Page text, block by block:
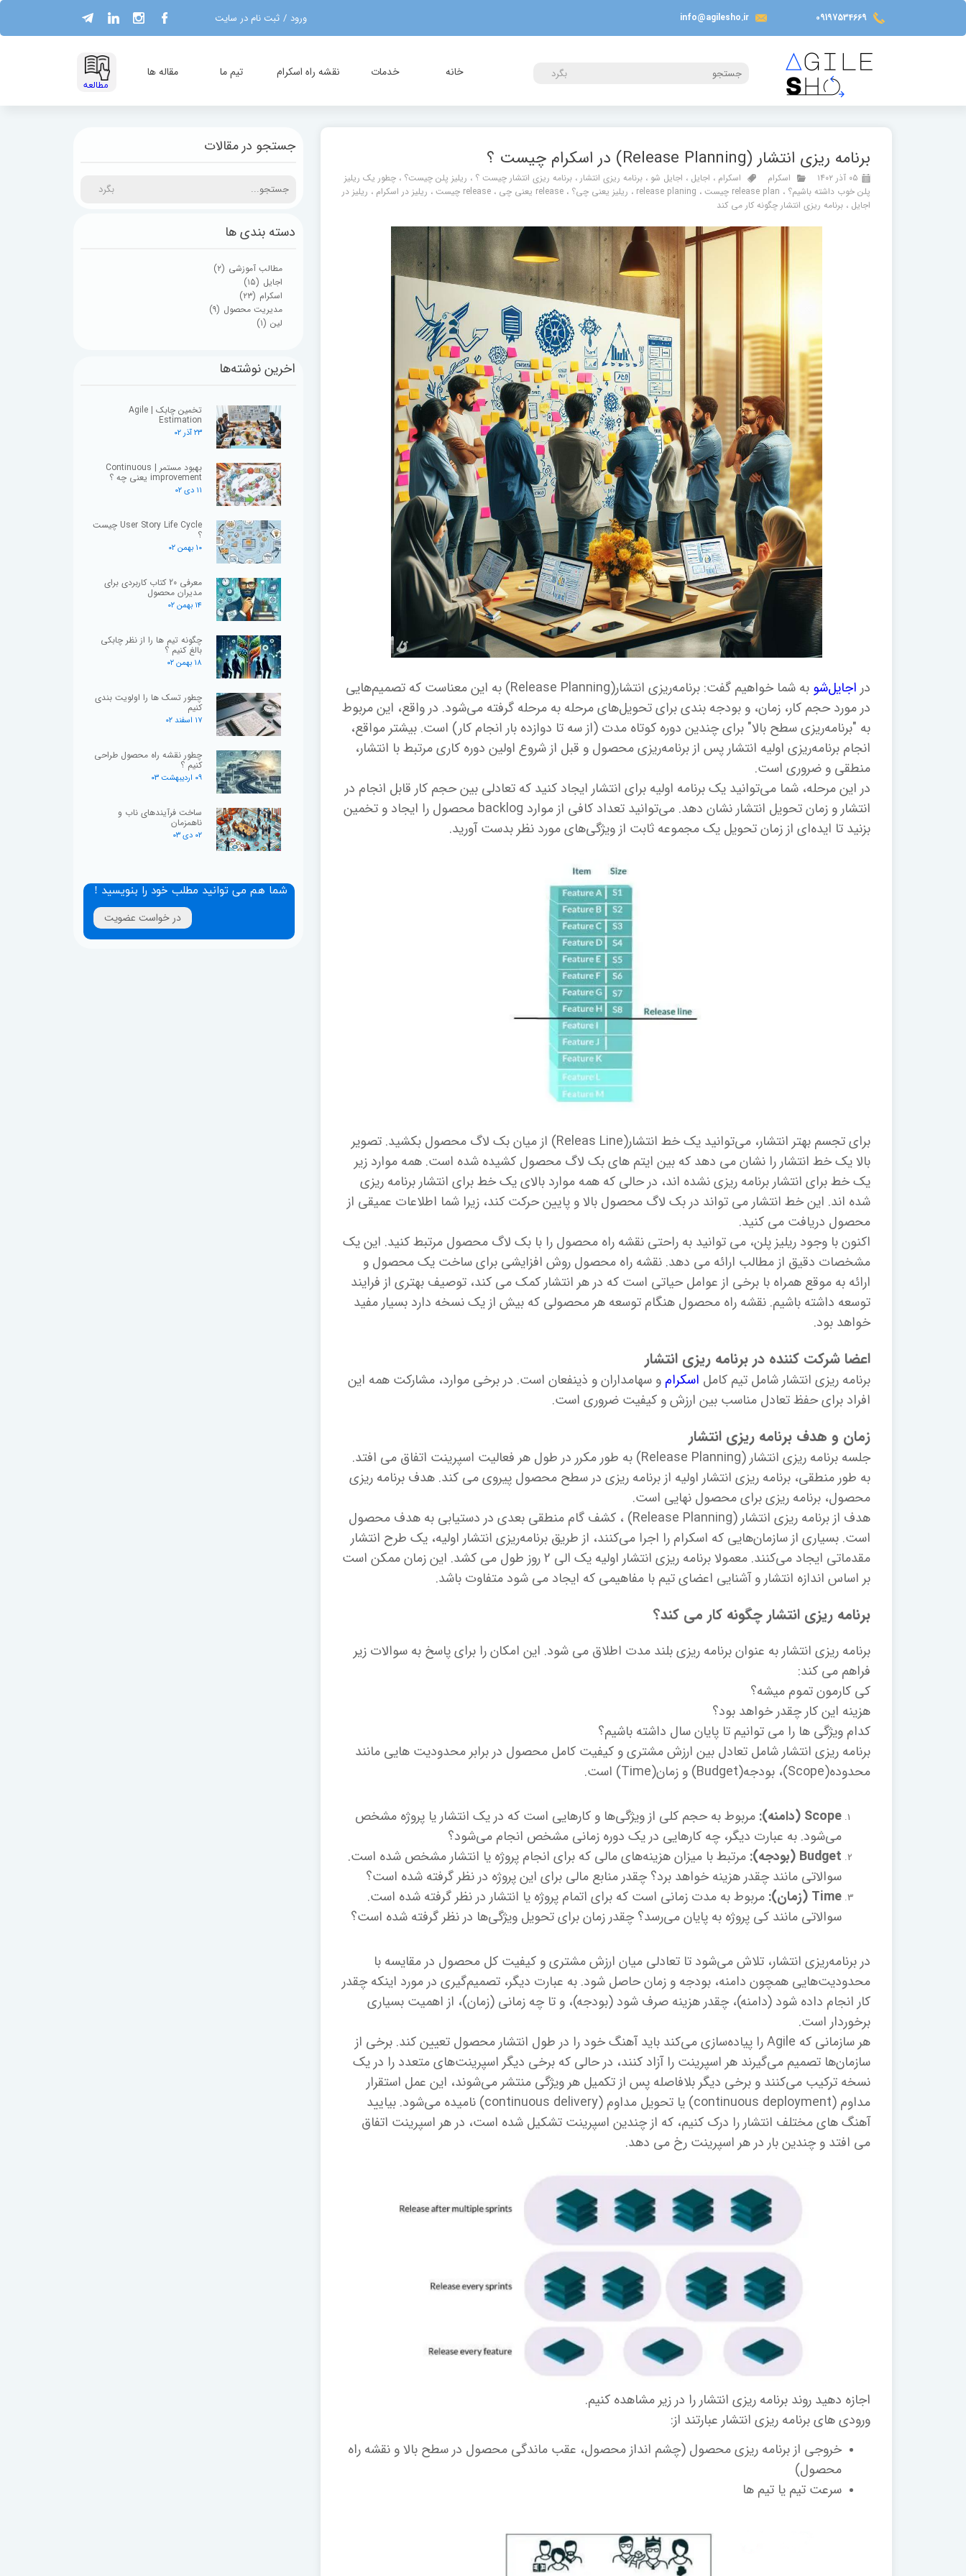
09197534669
info@agilesho.ir ورود / ثبت نام در سایت
تغییر گذر واژه
کاربری
خانه خدمات نقشه راه اسکرام تیم ما مقاله ها بگرد
​مطالعه
برنامه ریزی انتشار (Release Planning) در اسکرام چیست ؟
۰۵ آذر ۱۴۰۲ اسکرام اسکرام ، اجایل ، اجایل شو ، برنامه ریزی انتشار ، برنامه ریزی انتشار چیست ؟ ، ریلیز پلن چیست؟ ، چطور یک ریلیز
پلن خوب داشته باشیم؟ ، release plan چیست ، release planing ، ریلیز یعنی چی؟ ، release یعنی چی ، release چیست ، ریلیز در اسکرام ، ریلیز در
اجایل ، برنامه ریزی انتشار چگونه کار می کند
در اجایل‌شو
به شما خواهیم گفت: برنامه‌ریزی انتشار(Release Planning) به این معناست که تصمیم‌هایی
در مورد حجم کار، زمان، و بودجه بندی برای تحویل‌های مرحله به مرحله گرفته می‌شود. در واقع، این مربوط
به "برنامه‌ریزی سطح بالا" برای چندین دوره کوتاه مدت (از سه تا دوازده بار انجام کار) است. بیشتر مواقع،
انجام برنامه‌ریزی اولیه انتشار پس از برنامه‌ریزی محصول و قبل از شروع اولین دوره کاری مرتبط با انتشار،
منطقی و ضروری است.
در این مرحله، شما می‌توانید یک برنامه اولیه برای انتشار ایجاد کنید که تعادلی بین حجم کار قابل انجام در
انتشار و زمان تحویل انتشار نشان دهد. می‌توانید تعداد کافی از موارد backlog محصول را ایجاد و تخمین
بزنید تا ایده‌ای از زمان تحویل یک مجموعه ثابت از ویژگی‌های مورد نظر بدست آورید.
برای تجسم بهتر انتشار، می‌توانید یک خط انتشار(Releas Line) از میان بک لاگ محصول بکشید. تصویر
بالا یک خط انتشار را نشان می دهد که بین ایتم های بک لاگ محصول کشیده شده است. همه موارد زیر
یک خط برای انتشار برنامه ریزی نشده اند، در حالی که همه موارد بالای یک خط برای انتشار برنامه ریزی
شده اند. این خط انتشار می تواند در بک لاگ محصول بالا و پایین حرکت کند، زیرا شما اطلاعات عمیقی از
محصول دریافت می کنید.
اکنون با وجود ریلیز پلن، می توانید به راحتی نقشه راه محصول را با بک لاگ محصول مرتبط کنید. این یک
مشخصات دقیق از مطالب ارائه می دهد. نقشه راه محصول روش افزایشی برای ساخت یک محصول و
ارائه به موقع همراه با برخی از عوامل حیاتی است که در هر انتشار کمک می کند، توصیف بهتری از فرایند
توسعه داشته باشیم. نقشه راه محصول هنگام توسعه هر محصولی که بیش از یک نسخه دارد بسیار مفید
خواهد بود.
اعضا شرکت کننده در برنامه ریزی انتشار
برنامه ریزی انتشار شامل تیم کامل اسکرام و سهامداران و ذینفعان است. در برخی موارد، مشارکت همه این
افراد برای حفظ تعادل مناسب بین ارزش و کیفیت ضروری است.
زمان و هدف برنامه ریزی انتشار
جلسه برنامه ریزی انتشار (Release Planning) به طور مکرر در طول هر فعالیت اسپرینت اتفاق می افتد.
به طور منطقی، برنامه ریزی انتشار اولیه از برنامه ریزی در سطح محصول پیروی می کند. هدف برنامه ریزی
محصول، برنامه ریزی برای محصول نهایی است.
هدف از برنامه ریزی انتشار (Release Planning) ، کشف گام منطقی بعدی در دستیابی به هدف محصول
است. بسیاری از سازمان‌هایی که اسکرام را اجرا می‌کنند، از طریق برنامه‌ریزی انتشار اولیه، یک طرح انتشار
مقدماتی ایجاد می‌کنند. معمولا برنامه ریزی انتشار اولیه یک الی 2 روز طول می کشد. این زمان ممکن است
بر اساس اندازه انتشار و آشنایی اعضای تیم با مفاهیمی که ایجاد می شود متفاوت باشد.
برنامه ریزی انتشار چگونه کار می کند؟
برنامه ریزی انتشار به عنوان برنامه ریزی بلند مدت اطلاق می شود. این امکان را برای پاسخ به سوالات زیر
فراهم می کند:
کی کارمون تموم میشه؟
هزینه این کار چقدر خواهد بود؟
کدام ویژگی ها را می توانیم تا پایان سال داشته باشیم؟
برنامه ریزی انتشار شامل تعادل بین ارزش مشتری و کیفیت کامل محصول در برابر محدودیت هایی مانند
محدوده(Scope)، بودجه(Budget) و زمان(Time) است.
Scope (دامنه):
مربوط به حجم کلی از ویژگی‌ها و کارهایی است که در یک انتشار یا پروژه مشخص
می‌شود. به عبارت دیگر، چه کارهایی در یک دوره زمانی مشخص انجام می‌شود؟
Budget (بودجه):
مرتبط با میزان هزینه‌های مالی که برای انجام پروژه یا انتشار مشخص شده است.
سوالاتی مانند چقدر هزینه خواهد برد؟ چقدر منابع مالی برای این پروژه در نظر گرفته شده است؟
Time (زمان):
مربوط به مدت زمانی است که برای اتمام پروژه یا انتشار در نظر گرفته شده است.
سوالاتی مانند کی پروژه به پایان می‌رسد؟ چقدر زمان برای تحویل ویژگی‌ها در نظر گرفته شده است؟
در برنامه‌ریزی انتشار، تلاش می‌شود تا تعادلی میان ارزش مشتری و کیفیت کل محصول در مقایسه با
محدودیت‌هایی همچون دامنه، بودجه و زمان حاصل شود. به عبارت دیگر، تصمیم‌گیری در مورد اینکه چقدر
کار انجام داده شود (دامنه)، چقدر هزینه صرف شود (بودجه)، و تا چه زمانی (زمان)، از اهمیت بسیاری
برخوردار است.
هر سازمانی که Agile را پیاده‌سازی می‌کند باید آهنگ خود را در طول انتشار محصول تعیین کند. برخی از
سازمان‌ها تصمیم می‌گیرند هر اسپرینت را آزاد کنند، در حالی که برخی دیگر اسپرینت‌های متعدد را در یک
نسخه ترکیب می‌کنند و برخی دیگر بلافاصله پس از تکمیل هر ویژگی منتشر می‌شوند، این عمل استقرار
مداوم (continuous deployment) یا تحویل مداوم (continuous delivery) نامیده می‌شود. بیایید
آهنگ های مختلف انتشار را درک کنیم، که از چندین اسپرینت تشکیل شده است، در هر اسپرینت اتفاق
می افتد و چندین بار در هر اسپرینت رخ می دهد.
اجازه دهید روند برنامه ریزی انتشار را در زیر مشاهده کنیم.
ورودی های برنامه ریزی انتشار عبارتند از:
خروجی از برنامه ریزی محصول (چشم انداز محصول، عقب ماندگی محصول در سطح بالا و نقشه راه
محصول)
سرعت تیم یا تیم ها
دسته بندی ها
مطالب آموزشی (۲)
اجایل (۱۵)
اسکرام (۲۳)
مدیریت محصول (۹)
لین (۱)
جستجو در مقالات
بگرد
اخرین نوشته‌ها
تخمین چابک | Agile
Estimation
۲۳ آذر ۰۲
بهبود مستمر | Continuous
improvement یعنی چه ؟
۱۱ دی ۰۲
User Story Life Cycle چیست
؟
۱۰ بهمن ۰۲
معرفی 20 کتاب کاربردی برای
مدیران محصول
۱۴ بهمن ۰۲
چگونه تیم ها را از نظر چابکی
بالغ کنیم ؟
۱۸ بهمن ۰۲
چطور تسک ها را اولویت بندی
کنیم
۱۷ اسفند ۰۲
چطور نقشه راه محصول طراحی
کنیم ؟
۰۹ اردیبهشت ۰۳
ساخت فرآیندهای ناب و
ناهمزمان
۰۲ دی ۰۳
شما هم می توانید مطلب خود را بنویسید !
در خواست عضویت